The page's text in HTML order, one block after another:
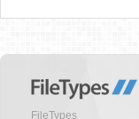
FileTypes